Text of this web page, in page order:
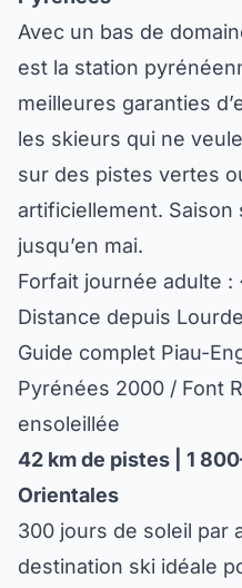
Avec un bas de
est la station
meilleures garanties
les skieurs qui ne
sur des pistes vertes
artificiellement.
jusqu’en mai.
Forfait journée adulte :
Distance depuis
Guide complet Piau-
Pyrénées 2000 / Font
ensoleillée
42 km de pistes | 1
Orientales
300 jours de soleil par
destination ski idéale